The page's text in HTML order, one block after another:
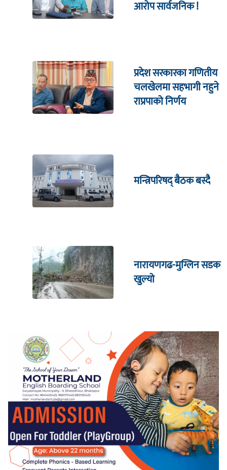
आरोप सार्वजनिक !
प्रदेश सरकारका गणितीय
चलखेलमा सहभागी नहुने
राप्रपाको निर्णय
मन्त्रिपरिषद् बैठक बस्दै
नारायणगढ-मुग्लिन सडक
खुल्यो